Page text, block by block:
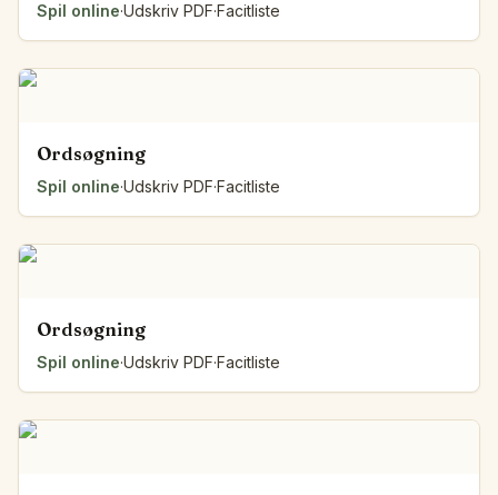
Spil online·Udskriv PDF·Facitliste
Ordsøgning
Spil online·Udskriv PDF·Facitliste
Ordsøgning
Spil online·Udskriv PDF·Facitliste